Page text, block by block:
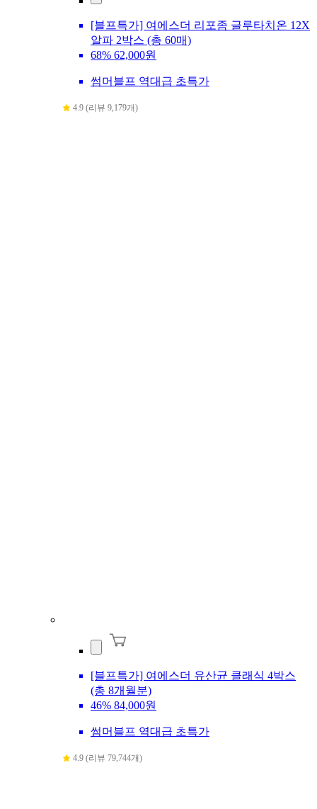
[블프특가] 여에스더 리포좀 글루타치온 12X
알파 2박스 (총 60매)
68% 62,000원
썸머블프 역대급 초특가
4.9 (리뷰 9,179개)
[블프특가] 여에스더 유산균 클래식 4박스
(총 8개월분)
46% 84,000원
썸머블프 역대급 초특가
4.9 (리뷰 79,744개)